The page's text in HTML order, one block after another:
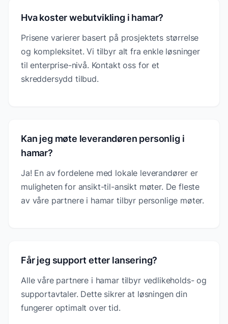
Hva koster webutvikling i hamar?
Prisene varierer basert på prosjektets størrelse
og kompleksitet. Vi tilbyr alt fra enkle løsninger
til enterprise-nivå. Kontakt oss for et
skreddersydd tilbud.
Kan jeg møte leverandøren personlig i
hamar?
Ja! En av fordelene med lokale leverandører er
muligheten for ansikt-til-ansikt møter. De fleste
av våre partnere i hamar tilbyr personlige møter.
Får jeg support etter lansering?
Alle våre partnere i hamar tilbyr vedlikeholds- og
supportavtaler. Dette sikrer at løsningen din
fungerer optimalt over tid.